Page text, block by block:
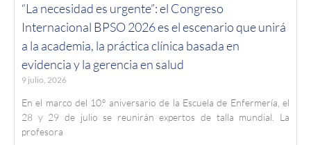
“La necesidad es urgente”: el Congreso
Internacional BPSO 2026 es el escenario que unirá
a la academia, la práctica clínica basada en
evidencia y la gerencia en salud
9 julio, 2026
En el marco del 10.º aniversario de la Escuela de Enfermería, el
28 y 29 de julio se reunirán expertos de talla mundial. La
profesora